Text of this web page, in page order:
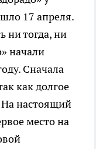
17 апреля.
ни тогда, ни
начали
Сначала
как долгое
На настоящий
место на